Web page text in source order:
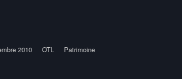
2010 OTL
Patrimoine